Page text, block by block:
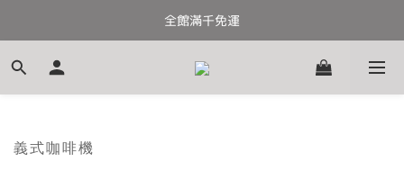
全館滿千免運
全館滿千免運
加入會員送100元購物金
義式咖啡機